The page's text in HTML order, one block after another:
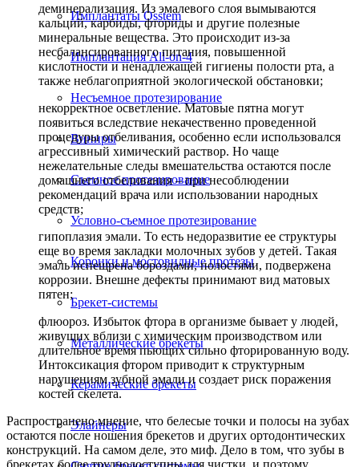
Имплантаты Osstem
Имплантация All-on-4
Несъемное протезирование
Виниры
Съемное протезирование
Условно-съемное протезирование
Коронки и мостовидные протезы
Брекет-системы
Металлические брекеты
Керамические брекеты
Элайнеры
деминерализация. Из эмалевого слоя вымываются
кальций, карбиды, фториды и другие полезные
минеральные вещества. Это происходит из-за
несбалансированного питания, повышенной
кислотности и ненадлежащей гигиены полости рта, а
также неблагоприятной экологической обстановки;
некорректное осветление. Матовые пятна могут
появиться вследствие некачественно проведенной
процедуры отбеливания, особенно если использовался
агрессивный химический раствор. Но чаще
нежелательные следы вмешательства остаются после
домашнего отбеливания – при несоблюдении
рекомендаций врача или использовании народных
средств;
гипоплазия эмали. То есть недоразвитие ее структуры
еще во время закладки молочных зубов у детей. Такая
эмаль испещрена бороздами, полостями, подвержена
коррозии. Внешне дефекты принимают вид матовых
пятен;
флюороз. Избыток фтора в организме бывает у людей,
живущих вблизи с химическим производством или
длительное время пьющих сильно фторированную воду.
Интоксикация фтором приводит к структурным
нарушениям зубной эмали и создает риск поражения
костей скелета.
Распространено мнение, что белесые точки и полосы на зубах
остаются после ношения брекетов и других ортодонтических
конструкций. На самом деле, это миф. Дело в том, что зубы в
брекетах более труднодоступны для чистки, и поэтому